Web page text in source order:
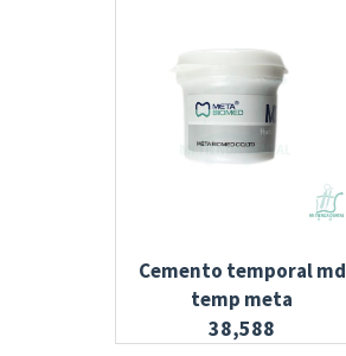
Cemento temporal md
temp meta
38,588